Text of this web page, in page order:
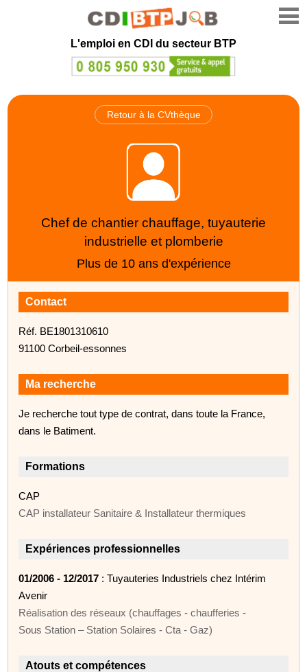
L'emploi en CDI du secteur BTP
Retour à la CVthèque
Chef de chantier chauffage, tuyauterie
industrielle et plomberie
Plus de 10 ans d'expérience
Contact
Réf. BE1801310610
91100 Corbeil-essonnes
Ma recherche
Je recherche tout type de contrat, dans toute la France,
dans le Batiment.
Formations
CAP
CAP installateur Sanitaire & Installateur thermiques
Expériences professionnelles
01/2006 - 12/2017 : Tuyauteries Industriels chez Intérim
Avenir
Réalisation des réseaux (chauffages - chaufferies -
Sous Station – Station Solaires - Cta - Gaz)
Atouts et compétences